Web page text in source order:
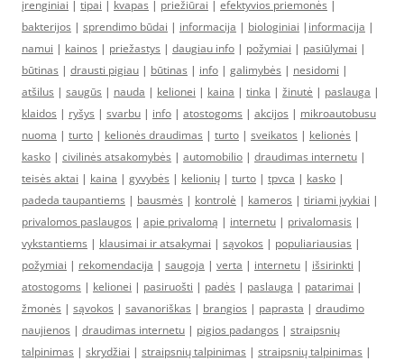
įrenginiai | tipai | kvapas | priežiūrai | efektyvios priemonės |
bakterijos | sprendimo būdai | informacija | biologiniai | informacija |
namui | kainos | priežastys | daugiau info | požymiai | pasiūlymai |
būtinas | drausti pigiau | būtinas | info | galimybės | nesidomi |
atšilus | saugūs | nauda | kelionei | kaina | tinka | žinutė | paslauga |
klaidos | ryšys | svarbu | info | atostogoms | akcijos | mikroautobusu
nuoma | turto | kelionės draudimas | turto | sveikatos | kelionės |
kasko | civilinės atsakomybės | automobilio | draudimas internetu |
teisės aktai | kaina | gyvybės | kelionių | turto | tpvca | kasko |
padeda taupantiems | bausmės | kontrolė | kameros | tiriami įvykiai |
privalomos paslaugos | apie privalomą | internetu | privalomasis |
vykstantiems | klausimai ir atsakymai | sąvokos | populiariausias |
požymiai | rekomendacija | saugoja | verta | internetu | išsirinkti |
atostogoms | kelionei | pasiruošti | padės | paslauga | patarimai |
žmonės | sąvokos | savanoriškas | brangios | paprasta | draudimo
naujienos | draudimas internetu | pigios padangos | straipsnių
talpinimas | skrydžiai | straipsnių talpinimas | straipsnių talpinimas |